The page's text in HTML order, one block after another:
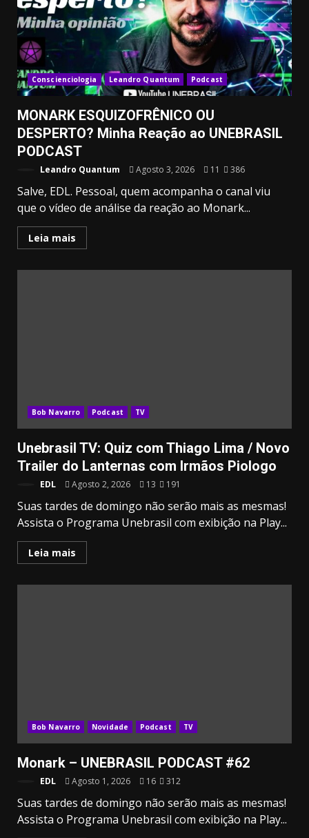
Conscienciologia Leandro Quantum Podcast
MONARK ESQUIZOFRÊNICO OU
DESPERTO? Minha Reação ao UNEBRASIL
PODCAST
Leandro Quantum Agosto 3, 2026 11 386
Salve, EDL. Pessoal, quem acompanha o canal viu
que o vídeo de análise da reação ao Monark...
Leia mais
Bob Navarro Podcast TV
Unebrasil TV: Quiz com Thiago Lima / Novo
Trailer do Lanternas com Irmãos Piologo
EDL Agosto 2, 2026 13 191
Suas tardes de domingo não serão mais as mesmas!
Assista o Programa Unebrasil com exibição na Play...
Leia mais
Bob Navarro Novidade Podcast TV
Monark – UNEBRASIL PODCAST #62
EDL Agosto 1, 2026 16 312
Suas tardes de domingo não serão mais as mesmas!
Assista o Programa Unebrasil com exibição na Play...